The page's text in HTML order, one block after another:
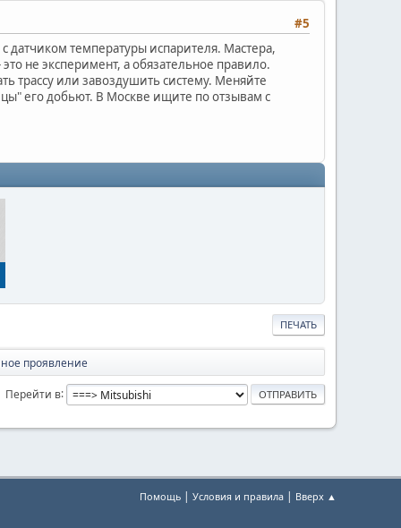
#5
датчиком температуры испарителя. Мастера,
не эксперимент, а обязательное правило.
трассу или завоздушить систему. Меняйте
его добьют. В Москве ищите по отзывам с
ПЕЧАТЬ
проявление
Перейти в
Помощь | Условия и правила | Вверх ▲